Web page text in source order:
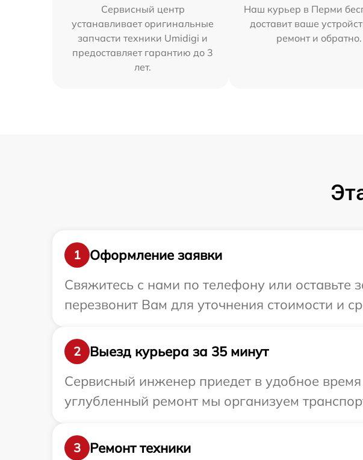
Сервисный центр
устанавливает оригинальные
запчасти техники Umidigi и
предоставляет гарантию до 3
лет.
Наш курьер в Перми
доставит ваше
ремонт и обратно.
1
Оформление заявки
Свяжитесь с нами по телефону или оставьте
перезвонит Вам для уточнения стоимости и
2
Выезд курьера за 35 минут
Сервисный инженер приедет в удобное
углубленный ремонт мы организуем
3
Ремонт техники